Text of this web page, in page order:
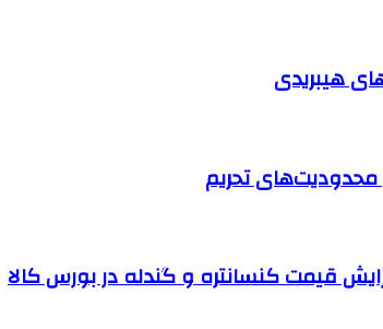
هیبریدی
محدودیت‌های تحریم
قیمت کنسانتره و گندله در بورس کالا